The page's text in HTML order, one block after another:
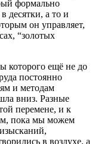
формально
десятки, а то и
он управляет,
“золотых
которого ещё не до
постоянно
и методам
вниз. Разные
перемене, и к
пока мы можем
в воздухе, а